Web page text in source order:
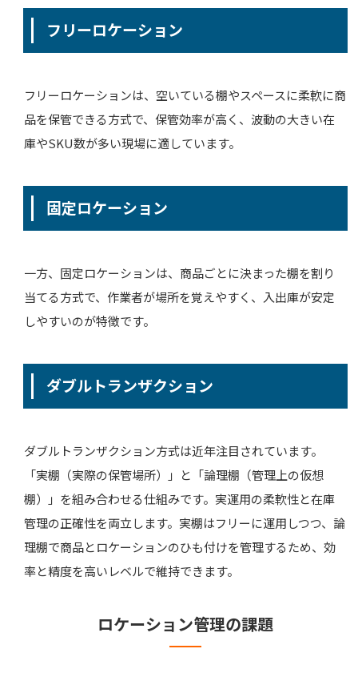
フリーロケーション
フリーロケーションは、空いている棚やスペースに柔軟に商
品を保管できる方式で、保管効率が高く、波動の大きい在
庫やSKU数が多い現場に適しています。
固定ロケーション
一方、固定ロケーションは、商品ごとに決まった棚を割り
当てる方式で、作業者が場所を覚えやすく、入出庫が安定
しやすいのが特徴です。
ダブルトランザクション
ダブルトランザクション方式は近年注目されています。
「実棚（実際の保管場所）」と「論理棚（管理上の仮想
棚）」を組み合わせる仕組みです。実運用の柔軟性と在庫
管理の正確性を両立します。実棚はフリーに運用しつつ、論
理棚で商品とロケーションのひも付けを管理するため、効
率と精度を高いレベルで維持できます。
ロケーション管理の課題